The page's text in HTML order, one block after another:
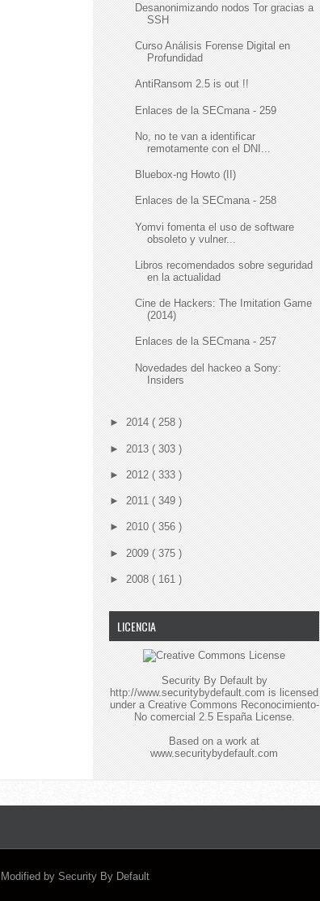
Desanonimizando nodos Tor gracias a
SSH
Curso Análisis Forense Digital en
Profundidad
AntiRansom 2.5 is out !!
Enlaces de la SECmana - 259
No, no te van a identificar
remotamente con el DNI...
Bluebox-ng Howto (II)
Enlaces de la SECmana - 258
Yomvi fomenta el uso de software
obsoleto y vulner...
Libros recomendados sobre seguridad
en la actualidad
Cine de Hackers: The Imitation Game
(2014)
Enlaces de la SECmana - 257
Novedades del hackeo a Sony:
Insiders
► 2014 ( 258 )
► 2013 ( 303 )
► 2012 ( 333 )
► 2011 ( 349 )
► 2010 ( 356 )
► 2009 ( 375 )
► 2008 ( 161 )
LICENCIA
Security By Defaultby
http://www.securitybydefault.com is licensed
under a Creative Commons Reconocimiento-
No comercial 2.5 España License.
Based on a work at
www.securitybydefault.com
| Modified by Security By Default